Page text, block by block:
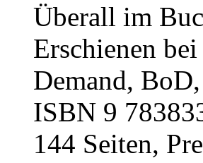
Überall im
Erschienen
Demand,
ISBN 9
144 Seiten,